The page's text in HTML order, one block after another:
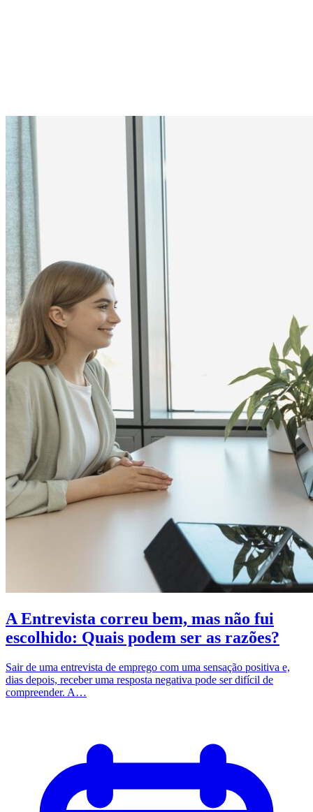
A Entrevista correu bem, mas não fui
escolhido: Quais podem ser as razões?
Sair de uma entrevista de emprego com uma sensação positiva e,
dias depois, receber uma resposta negativa pode ser difícil de
compreender. A…